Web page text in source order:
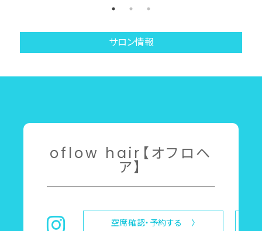
サロン情報
oflow hair【オフロヘ
ア】
空席確認・予約する 〉